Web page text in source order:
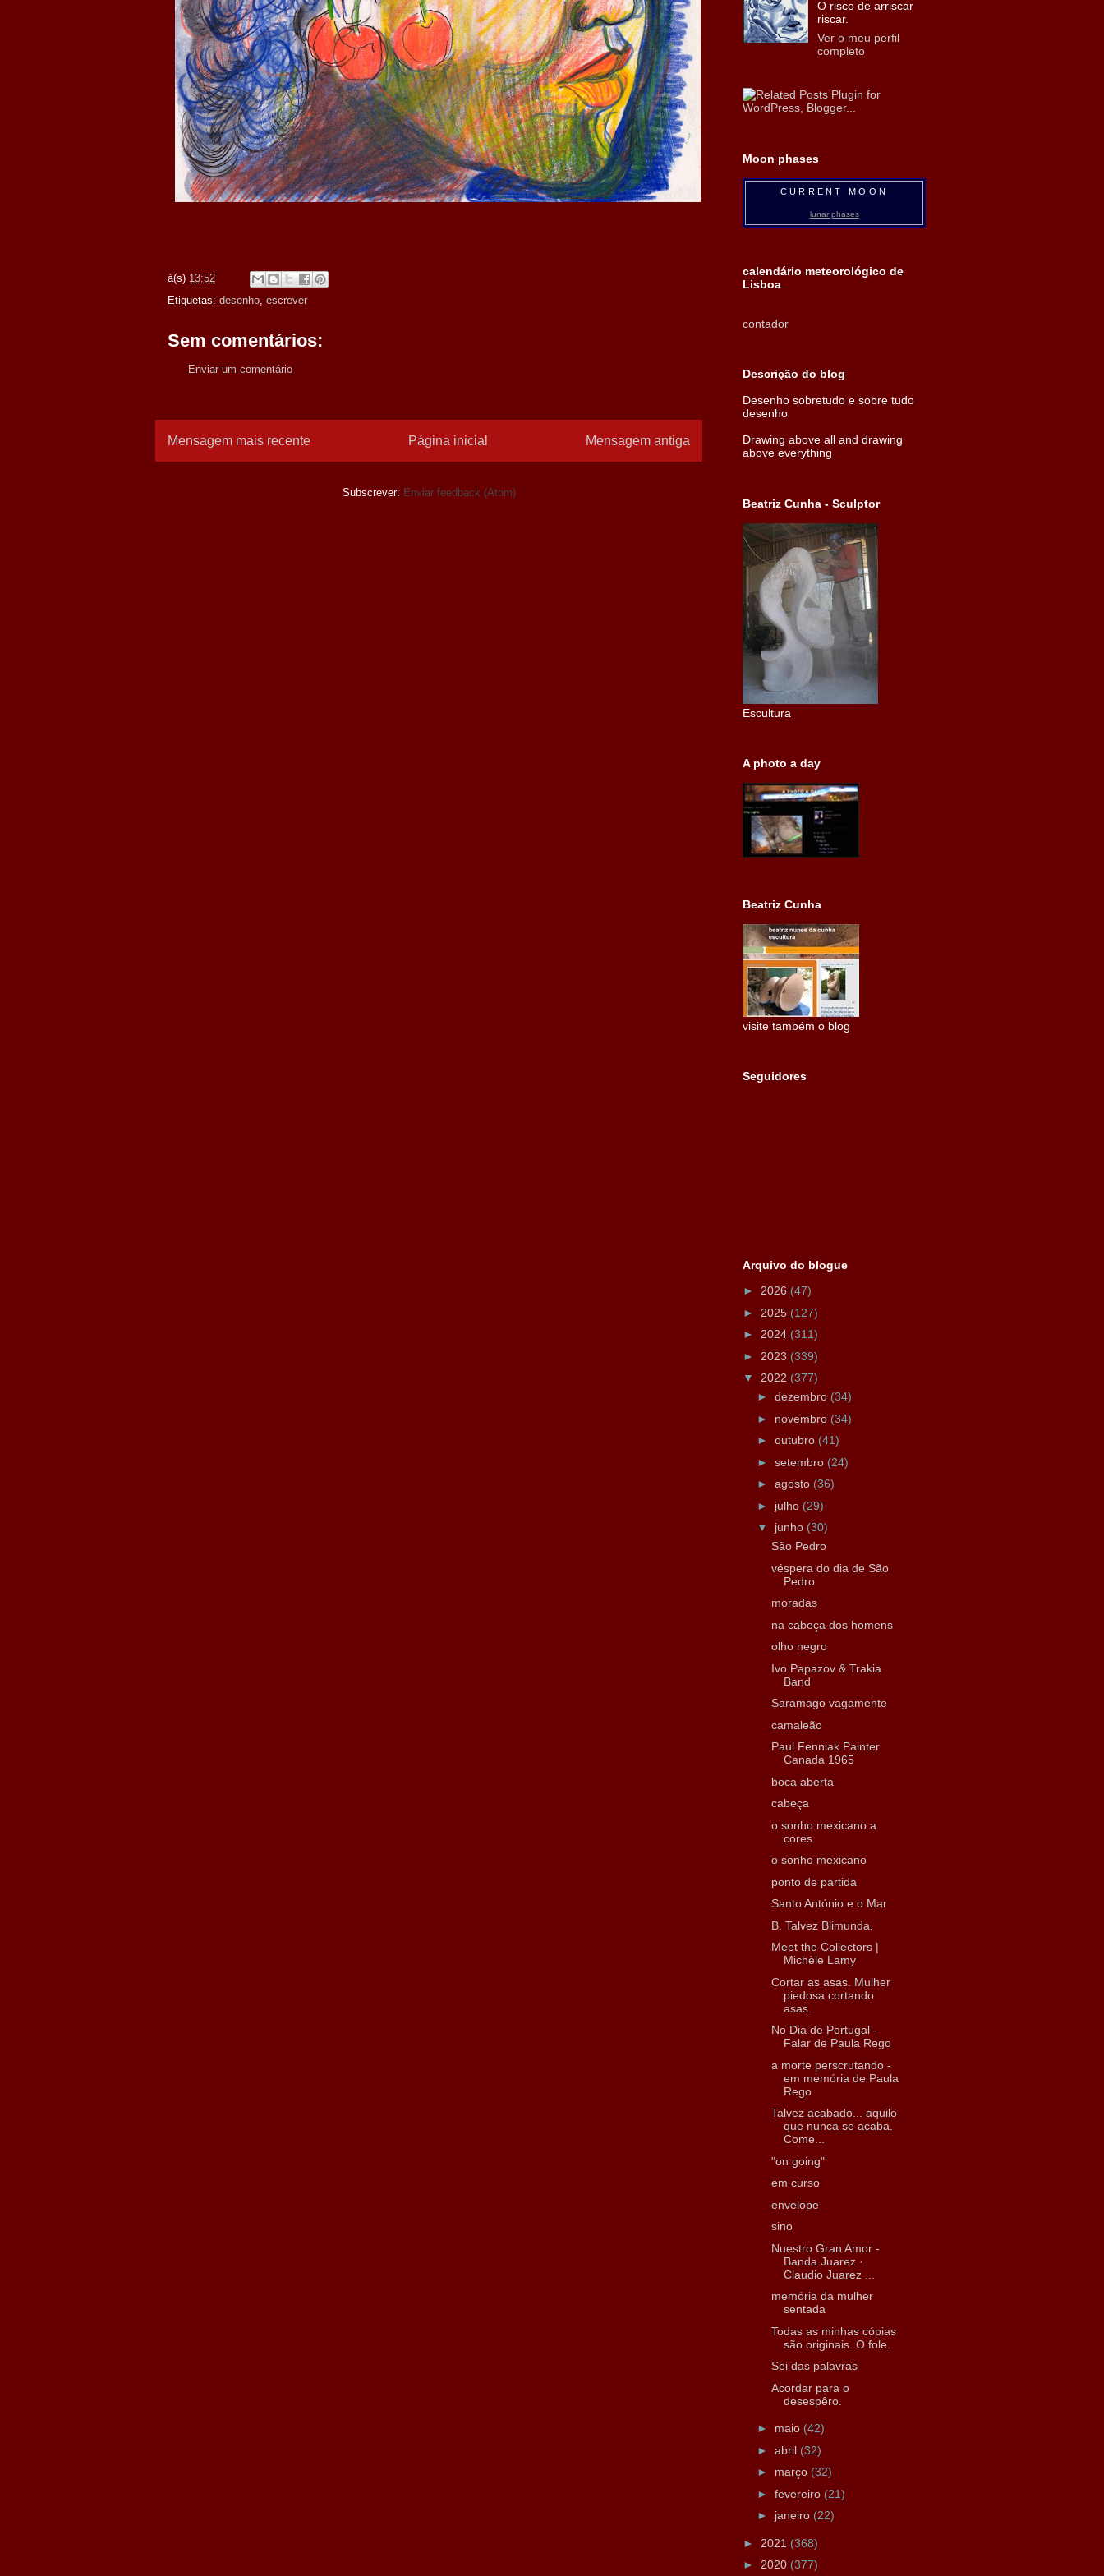
à(s) 13:52
Etiquetas: desenho, escrever
Sem comentários:
Enviar um comentário
Mensagem mais recente Mensagem antiga
Página inicial
Subscrever: Enviar feedback (Atom)
O risco de arriscar
riscar.
Ver o meu perfil
completo
Moon phases
CURRENT MOON
lunar phases
calendário meteorológico de
Lisboa
contador
Descrição do blog
Desenho sobretudo e sobre tudo
desenho
Drawing above all and drawing
above everything
Beatriz Cunha - Sculptor
Escultura
A photo a day
Beatriz Cunha
visite também o blog
Seguidores
Arquivo do blogue
► 2026 (47)
► 2025 (127)
► 2024 (311)
► 2023 (339)
▼ 2022 (377)
► dezembro (34)
► novembro (34)
► outubro (41)
► setembro (24)
► agosto (36)
► julho (29)
▼ junho (30)
São Pedro
véspera do dia de São
Pedro
moradas
na cabeça dos homens
olho negro
Ivo Papazov & Trakia
Band
Saramago vagamente
camaleão
Paul Fenniak Painter
Canada 1965
boca aberta
cabeça
o sonho mexicano a
cores
o sonho mexicano
ponto de partida
Santo António e o Mar
B. Talvez Blimunda.
Meet the Collectors |
Michèle Lamy
Cortar as asas. Mulher
piedosa cortando
asas.
No Dia de Portugal -
Falar de Paula Rego
a morte perscrutando -
em memória de Paula
Rego
Talvez acabado... aquilo
que nunca se acaba.
Come...
"on going"
em curso
envelope
sino
Nuestro Gran Amor -
Banda Juarez ·
Claudio Juarez ...
memória da mulher
sentada
Todas as minhas cópias
são originais. O fole.
Sei das palavras
Acordar para o
desespêro.
► maio (42)
► abril (32)
► março (32)
► fevereiro (21)
► janeiro (22)
► 2021 (368)
► 2020 (377)